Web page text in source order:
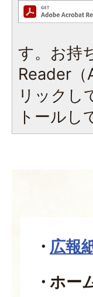
す。お持
Reader
リックし
トールし
広報
ホー